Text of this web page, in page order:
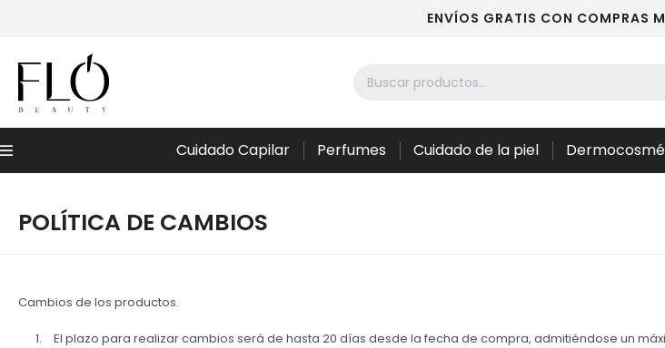
ENVÍOS GRATIS CON COMPRAS
Menú Cuidado Capilar Perfumes Cuidado de la piel
POLÍTICA DE CAMBIOS
Cambios de los productos.
El plazo para realizar cambios será de hasta 20 días desde la fecha de compra, admitiéndose un